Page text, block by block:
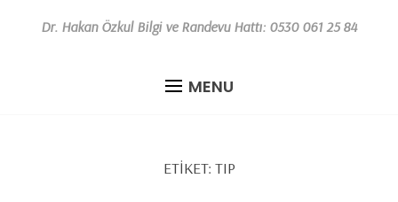
Dr. Hakan Özkul Bilgi ve Randevu Hattı: 0530 061 25 84
MENU
ETIKET: TIP